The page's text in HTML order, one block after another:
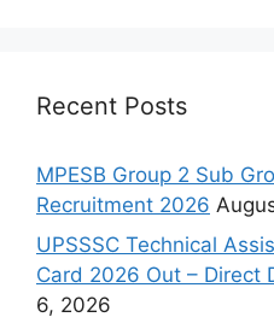
Recent Posts
MPESB Group 2 Sub
Recruitment 2026
UPSSSC Technical
Card 2026 Out – Direct
6, 2026